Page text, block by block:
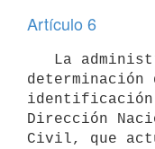
Artículo 6
determinación
identificación
Dirección
Civil, que